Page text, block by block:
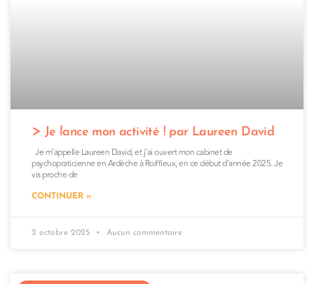
Je lance mon activité ! par Laureen David
Je m’appelle Laureen David, et j’ai ouvert mon cabinet de
psychopraticienne en Ardèche à Roiffieux, en ce début d’année 2025. Je
vis proche de
CONTINUER »
2 octobre 2025 Aucun commentaire